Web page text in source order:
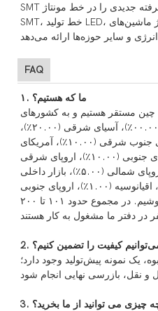
SMT تمرکز دارد و راهکارهای پیشرفته جدیدی را در خط مونتاژ
SMT، خط تولید LED، خط مونتاژ نیمه‌هادی‌ها، خط مونتاژ ماشین‌های
FAQ
۱. ما که هستیم؟
گوانگدونگ چین مستقر هستیم و به کشورهای
اروپای غربی (۰۰.۰۰٪)، آفریقا (۰۰.۰۰٪)، آسیای شرقی (۲۰.۰۰٪)،
آمریکای شمالی (۲۰.۰۰٪)، آسیای جنوب شرقی (۱۰.۰۰٪)، آمریکای
مرکزی (۱۰.۰۰٪)، آسیای جنوبی (۱۰.۰۰٪)، اروپای شرقی
(۱۰.۰۰٪)، خاورمیانه (۷.۰۰٪)، اروپای شمالی (۵.۰۰٪)، بازار داخلی
(۵.۰۰٪)، آمریکای جنوبی (۱.۰۰٪)، اقیانوسیه (۱.۰۰٪)، اروپای جنوبی
(۱.۰۰٪) محصولات خود را می‌فروشیم. در مجموع حدود ۱۰۱ تا ۲۰۰
می‌توانیم کیفیت را تضمین کنیم؟
یک نمونه پیش‌تولید وجود دارد؛
چه چیزی می توانید از ما بخرید؟